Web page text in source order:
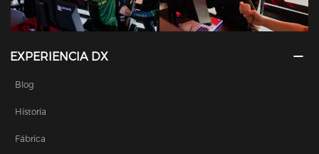
EXPERIENCIA DX
Blog
Historia
Fábrica